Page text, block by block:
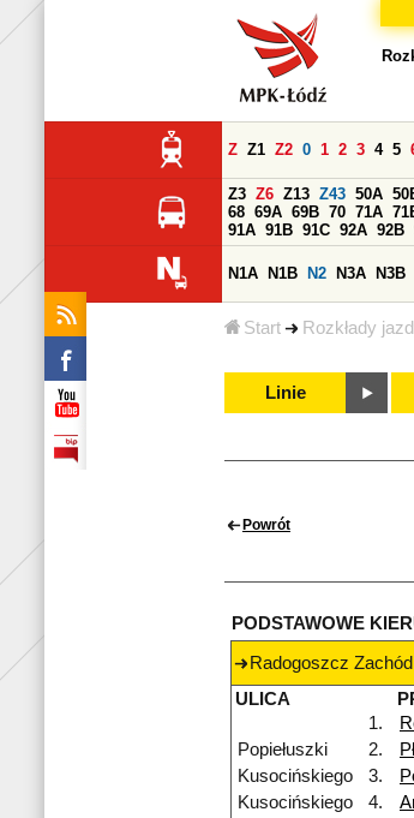
Start Rozkłady
Z Z1 Z2 0 1 2 3 4 5
Z3 Z6 Z13 Z43 50A
68 69A 69B 70 71A
91A 91B 91C 92A 92B
N1A N1B N2 N3A N3B
Linie
Powrót
PODSTAWOWE
Radogoszcz Zachód
ULICA
1.
Popiełuszki
2.
Kusocińskiego
3.
Kusocińskiego
4.